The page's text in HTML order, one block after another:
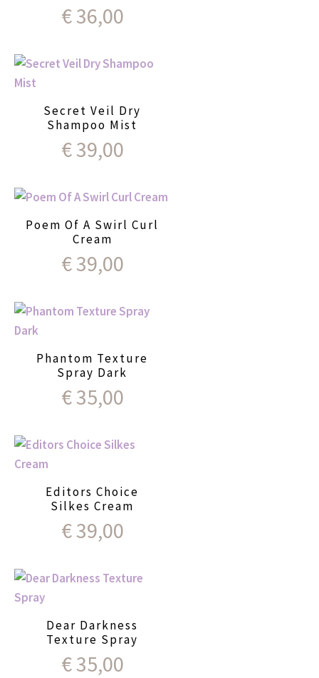
€36,00
Secret Veil Dry
Shampoo Mist
€39,00
Poem Of A Swirl Curl
Cream
€39,00
Phantom Texture
Spray Dark
€35,00
Editors Choice
Silkes Cream
€39,00
Dear Darkness
Texture Spray
€35,00